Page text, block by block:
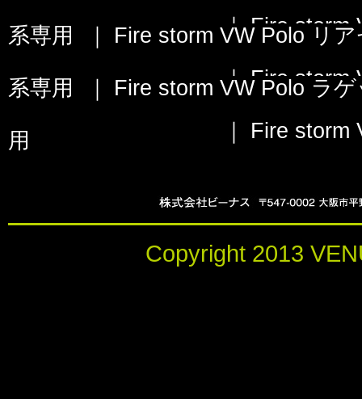
｜Fire storm
系専用
Fire storm VW Polo リ
｜Fire storm
系専用
Fire storm VW Polo ラ
Fire storm
用
Copyright 2013